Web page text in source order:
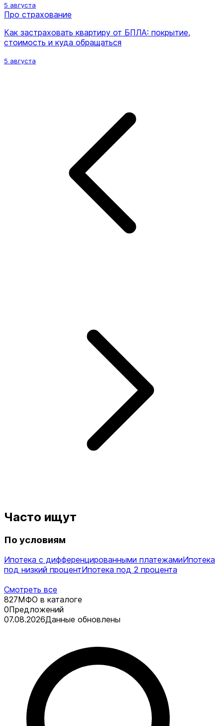
5 августа
Про страхование
Как застраховать квартиру от БПЛА: покрытие,
стоимость и куда обращаться
5 августа
Часто ищут
По условиям
Ипотека с дифференцированными платежамиИпотека
под низкий процентИпотека под 2 процента
Смотреть все
827МФО в каталоге
0Предложений
07.08.2026Данные обновлены